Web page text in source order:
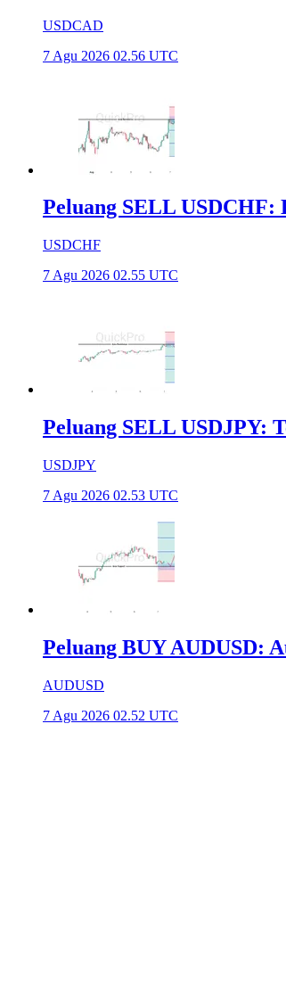
USDCAD
7 Agu 2026 02.56 UTC
Peluang SELL
USDCHF
7 Agu 2026 02.55 UTC
Peluang SELL USDJPY:
USDJPY
7 Agu 2026 02.53 UTC
Peluang BUY AUDUSD:
AUDUSD
7 Agu 2026 02.52 UTC